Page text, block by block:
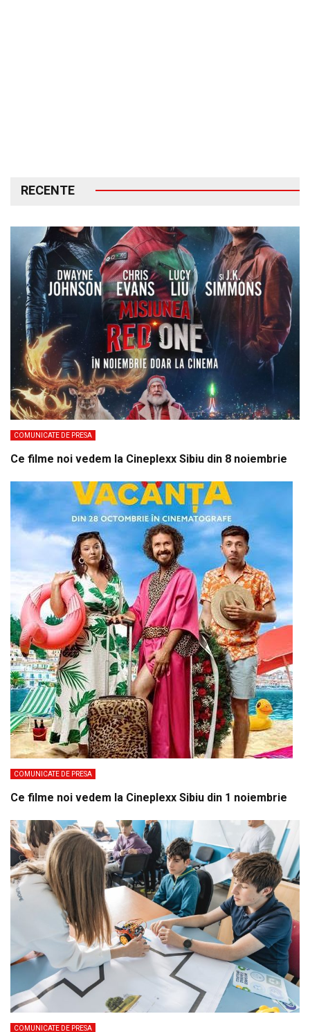
RECENTE
COMUNICATE DE PRESA
Ce filme noi vedem la Cineplexx Sibiu din 8 noiembrie
COMUNICATE DE PRESA
Ce filme noi vedem la Cineplexx Sibiu din 1 noiembrie
COMUNICATE DE PRESA